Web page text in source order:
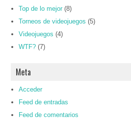
Top de lo mejor (8)
Torneos de videojuegos (5)
Videojuegos (4)
WTF? (7)
Meta
Acceder
Feed de entradas
Feed de comentarios